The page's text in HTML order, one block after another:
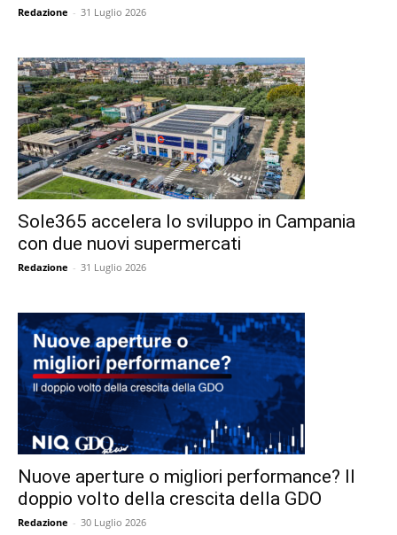
Redazione - 31 Luglio 2026
Sole365 accelera lo sviluppo in Campania
con due nuovi supermercati
Redazione - 31 Luglio 2026
Nuove aperture o migliori performance? Il
doppio volto della crescita della GDO
Redazione - 30 Luglio 2026